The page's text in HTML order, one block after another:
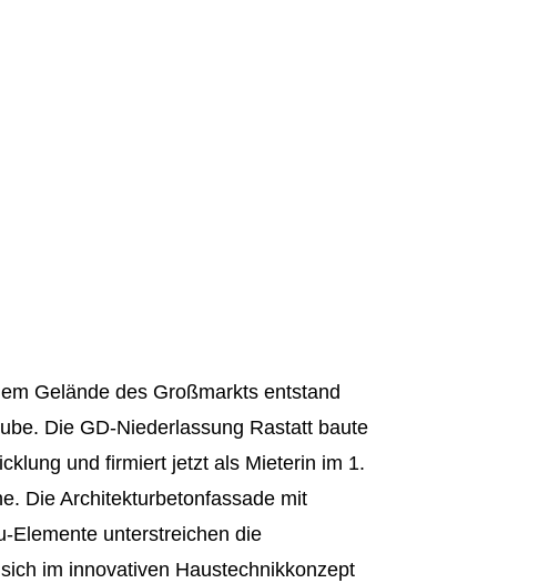
Gelände des Großmarkts entstand
Die GD-Niederlassung Rastatt baute
und firmiert jetzt als Mieterin im 1.
Die Architekturbetonfassade mit
Elemente unterstreichen die
im innovativen Haustechnikkonzept